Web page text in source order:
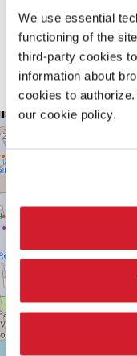
We use essential
functioning of the
third-party cookies
information about
cookies to
our cookie policy.
CA’
GIUSTINIAN
SESTIERE
SAN
MARCO
CALLE
RIDOTTO
1364/A
30124
VENEZIA
TEL.
0415218711
info@labiennale.org